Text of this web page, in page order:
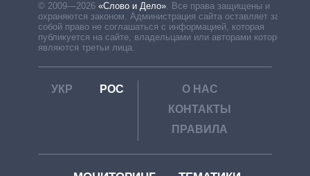
© 2009—2026 «Слово и Дело». Все права защищены и
охраняются законом. Администрация сайта оставляет за
собой право не соглашаться с информацией, которая
публикуется на сайте, владельцами или авторами которой
являются третьи лица.
УКР РОС
О НАС
КОНТАКТЫ
ПРАВИЛА